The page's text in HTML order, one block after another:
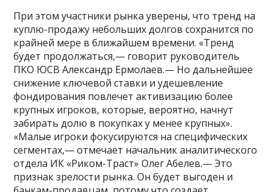
При этом участники рынка уверены, что тренд на
куплю-продажу небольших долгов сохранится по
крайней мере в ближайшем времени. «Тренд
будет продолжаться,— говорит руководитель
ПКО ЮСВ Александр Ермолаев.— Но дальнейшее
снижение ключевой ставки и удешевление
фондирования повлечет активизацию более
крупных игроков, которые, вероятно, начнут
забирать долю в покупках у менее крупных».
«Малые игроки фокусируются на специфических
сегментах,— отмечает начальник аналитического
отдела ИК «Риком-Траст» Олег Абелев.— Это
признак зрелости рынка. Он будет выгоден и